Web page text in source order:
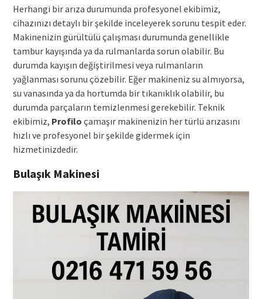
Herhangi bir arıza durumunda profesyonel ekibimiz,
cihazınızı detaylı bir şekilde inceleyerek sorunu tespit eder.
Makinenizin gürültülü çalışması durumunda genellikle
tambur kayışında ya da rulmanlarda sorun olabilir. Bu
durumda kayışın değiştirilmesi veya rulmanların
yağlanması sorunu çözebilir. Eğer makineniz su almıyorsa,
su vanasında ya da hortumda bir tıkanıklık olabilir, bu
durumda parçaların temizlenmesi gerekebilir. Teknik
ekibimiz, Profilo çamaşır makinenizin her türlü arızasını
hızlı ve profesyonel bir şekilde gidermek için
hizmetinizdedir.
Bulaşık Makinesi